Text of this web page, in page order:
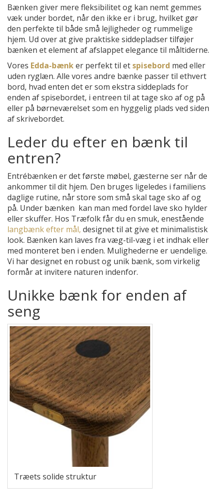
Bænken giver mere fleksibilitet og kan nemt gemmes
væk under bordet, når den ikke er i brug, hvilket gør
den perfekte til både små lejligheder og rummelige
hjem. Ud over at give praktiske siddepladser tilføjer
bænken et element af afslappet elegance til måltiderne.
Vores Edda-bænker perfekt til et spisebord med eller
uden ryglæn. Alle vores andre bænke passer til ethvert
bord, hvad enten det er som ekstra siddeplads for
enden af spisebordet, i entreen til at tage sko af og på
eller på børneværelset som en hyggelig plads ved siden
af skrivebordet.
Leder du efter en bænk til
entren?
Entrébænken er det første møbel, gæsterne ser når de
ankommer til dit hjem. Den bruges ligeledes i familiens
daglige rutine, når store som små skal tage sko af og
på. Under bænken kan man med fordel lave sko hylder
eller skuffer. Hos Træfolk får du en smuk, enestående
langbænk efter mål, designet til at give et minimalistisk
look. Bænken kan laves fra væg-til-væg i et indhak eller
med monteret ben i enden. Mulighederne er uendelige.
Vi har designet en robust og unik bænk, som virkelig
formår at invitere naturen indenfor.
Unikke bænk for enden af
seng
Træets solide struktur